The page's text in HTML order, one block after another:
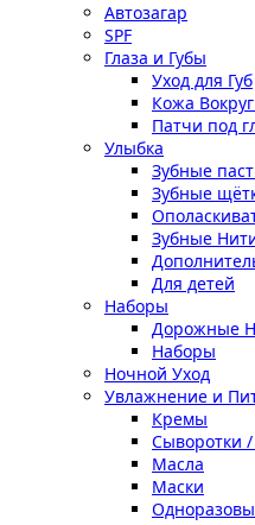
Автозагар
SPF
Глаза и Губы
Уход для Губ
Кожа
Патчи под
Улыбка
Зубные
Зубные
Зубные
Для детей
Наборы
Дорожные
Наборы
Ночной Уход
Увлажнение и
Кремы
Сыворотки
Масла
Маски